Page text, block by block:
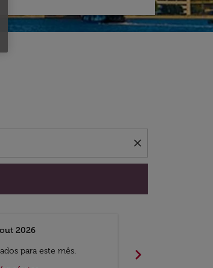
close
out 2026
para este mês.
chevron_right